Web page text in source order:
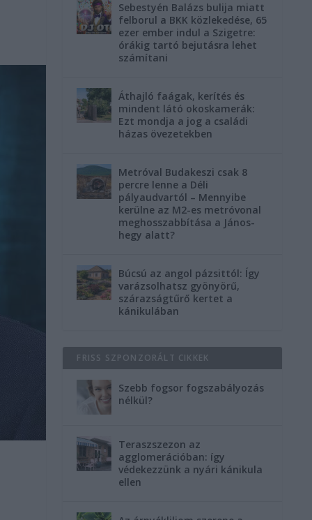
Sebestyén Balázs bulija miatt
felborul a BKK közlekedése, 65
ezer ember indul a Szigetre:
órákig tartó bejutásra lehet
számítani
Áthajló faágak, kerítés és
mindent látó okoskamerák:
Ezt mondja a jog a családi
házas övezetekben
Metróval Budakeszi csak 8
percre lenne a Déli
pályaudvartól – Mennyibe
kerülne az M2-es metróvonal
meghosszabbítása a János-
hegy alatt?
Búcsú az angol pázsittól: Így
varázsolhatsz gyönyörű,
szárazságtűrő kertet a
kánikulában
FRISS SZPONZORÁLT CIKKEK
Szebb fogsor fogszabályozás
nélkül?
Teraszszezon az
agglomerációban: így
védekezzünk a nyári kánikula
ellen